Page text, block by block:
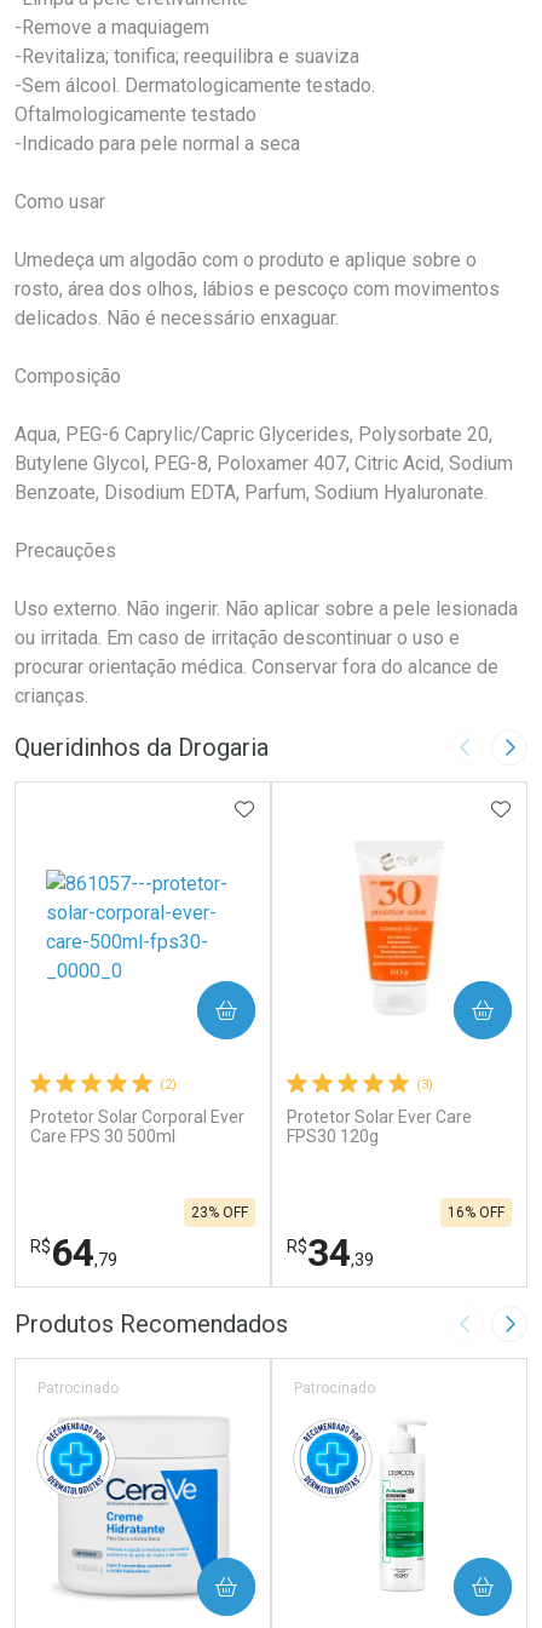
-Remove a maquiagem
-Revitaliza; tonifica; reequilibra e suaviza
-Sem álcool. Dermatologicamente testado.
Oftalmologicamente testado
-Indicado para pele normal a seca
Como usar
Umedeça um algodão com o produto e aplique sobre o
rosto, área dos olhos, lábios e pescoço com movimentos
delicados. Não é necessário enxaguar.
Composição
Aqua, PEG-6 Caprylic/Capric Glycerides, Polysorbate 20,
Butylene Glycol, PEG-8, Poloxamer 407, Citric Acid, Sodium
Benzoate, Disodium EDTA, Parfum, Sodium Hyaluronate.
Precauções
Uso externo. Não ingerir. Não aplicar sobre a pele lesionada
ou irritada. Em caso de irritação descontinuar o uso e
procurar orientação médica. Conservar fora do alcance de
crianças.
Queridinhos da Drogaria Imagem
(2)
Protetor Solar Corporal Ever
Care FPS 30 500ml
R$64,79
23% OFF
ADICIONAR AOS FAVORITOS
COMPRAR
FECHAR
Laboratório
FECHAR
Por Menos
(3)
Protetor Solar Ever Care
FPS30 120g
R$34,39
16% OFF
COMPRAR
Laboratório
Por Menos
Produtos Recomendados Imagem
Patrocinado
COMPRAR
Patrocinado
COMPRAR